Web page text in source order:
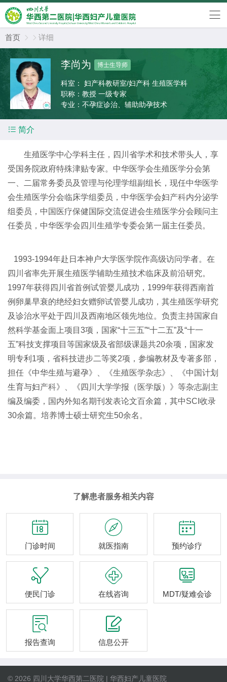
首页   详细
李尚为 博士生导师
科室：
妇产科教研室/妇产科 生殖医学科
职称： 教授 一级专家
专业： 不孕症诊治、辅助助孕技术
 简介
生殖医学中心学科主任，四川省学术和技术带头人，享
受国务院政府特殊津贴专家。中华医学会生殖医学分会第
一、二届常务委员及管理与伦理学组副组长，现任中华医学
会生殖医学分会临床学组委员，中华医学会妇产科内分泌学
组委员，中国医疗保健国际交流促进会生殖医学分会顾问主
任委员，中华医学会四川生殖学专委会第一届主任委员。
1993-1994年赴日本神户大学医学院作高级访问学者。在
四川省率先开展生殖医学辅助生殖技术临床及前沿研究。
1997年获得四川省首例试管婴儿成功，1999年获得西南首
例卵巢早衰的绝经妇女赠卵试管婴儿成功，其生殖医学研究
及诊治水平处于四川及西南地区领先地位。负责主持国家自
然科学基金面上项目3项，国家“十三五”“十二五”及“十一
五”科技支撑项目等国家级及省部级课题共20余项，国家发
明专利1项，省科技进步二等奖2项，参编教材及专著多部，
担任《中华生殖与避孕》、《生殖医学杂志》、《中国计划
生育与妇产科》、《四川大学学报（医学版）》等杂志副主
编及编委，国内外知名期刊发表论文百余篇，其中SCI收录
30余篇。培养博士硕士研究生50余名。
了解患者服务相关内容

门诊时间

就医指南

预约诊疗

便民门诊

在线咨询

MDT/疑难会诊

报告查询

信息公开
© 2026 四川大学华西第二医院 | 华西妇产儿童医院